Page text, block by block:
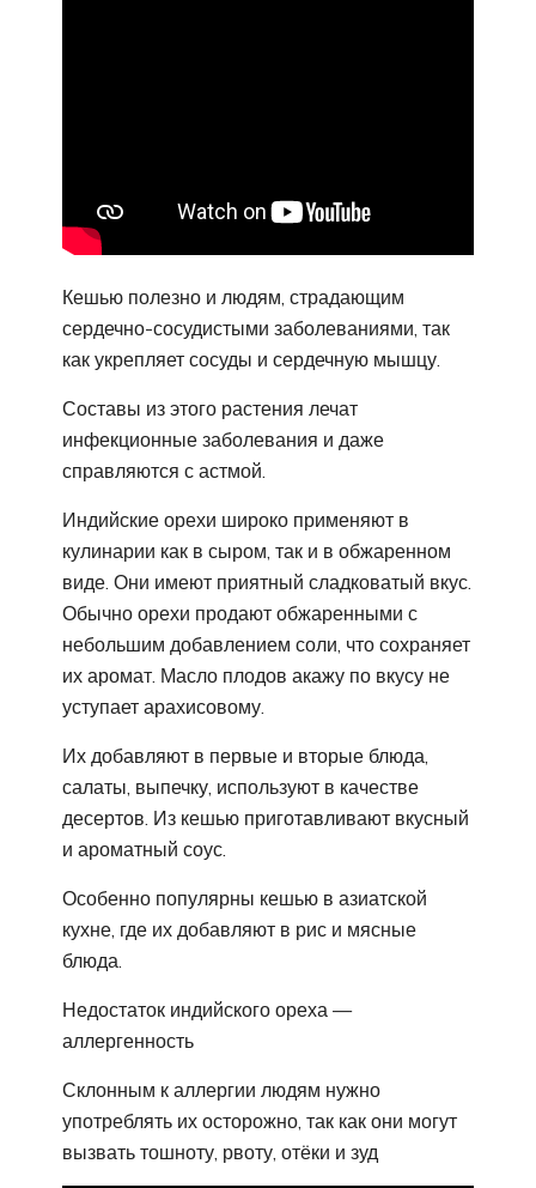
Кешью полезно и людям, страдающим
сердечно-сосудистыми заболеваниями, так
как укрепляет сосуды и сердечную мышцу.
Составы из этого растения лечат
инфекционные заболевания и даже
справляются с астмой.
Индийские орехи широко применяют в
кулинарии как в сыром, так и в обжаренном
виде. Они имеют приятный сладковатый вкус.
Обычно орехи продают обжаренными с
небольшим добавлением соли, что сохраняет
их аромат. Масло плодов акажу по вкусу не
уступает арахисовому.
Их добавляют в первые и вторые блюда,
салаты, выпечку, используют в качестве
десертов. Из кешью приготавливают вкусный
и ароматный соус.
Особенно популярны кешью в азиатской
кухне, где их добавляют в рис и мясные
блюда.
Недостаток индийского ореха —
аллергенность
Склонным к аллергии людям нужно
употреблять их осторожно, так как они могут
вызвать тошноту, рвоту, отёки и зуд